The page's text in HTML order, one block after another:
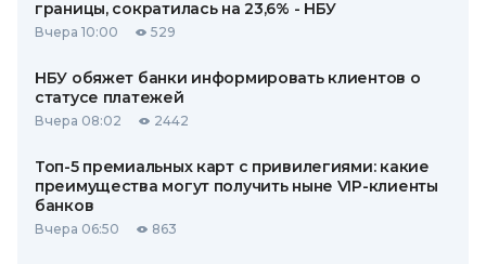
границы, сократилась на 23,6% - НБУ
Вчера 10:00 529
НБУ обяжет банки информировать клиентов о
статусе платежей
Вчера 08:02 2442
Топ-5 премиальных карт с привилегиями: какие
преимущества могут получить ныне VIP-клиенты
банков
Вчера 06:50 863